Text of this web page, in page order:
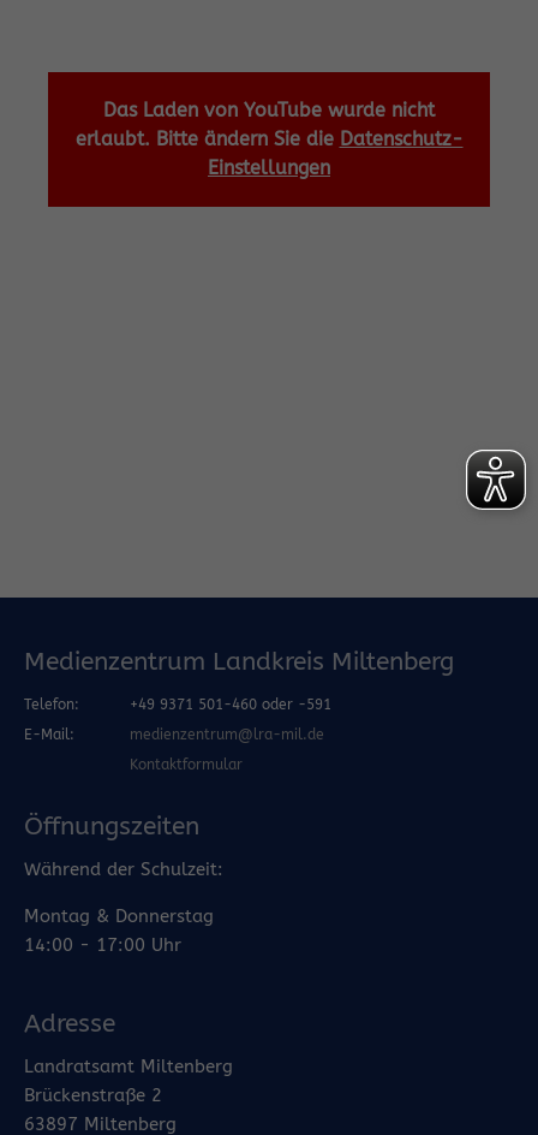
Das Laden von YouTube wurde nicht
erlaubt. Bitte ändern Sie die Datenschutz-
Einstellungen
Medienzentrum Landkreis Miltenberg
Telefon:
+49 9371 501-460 oder -591
E-Mail:
medienzentrum@lra-mil.de
Kontaktformular
Öffnungszeiten
Während der Schulzeit:
Montag & Donnerstag
14:00 - 17:00 Uhr
Adresse
Landratsamt Miltenberg
Brückenstraße 2
63897 Miltenberg